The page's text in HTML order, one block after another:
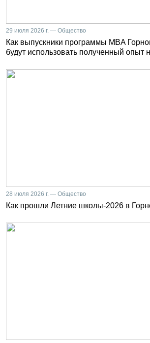
29 июля 2026 г. — Общество
Как выпускники программы MBA
будут использовать полученный опыт
28 июля 2026 г. — Общество
Как прошли Летние школы-2026 в